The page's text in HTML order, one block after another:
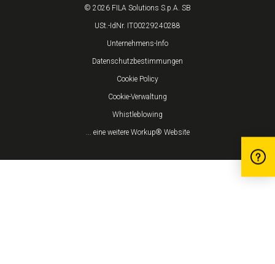
© 2026 FILA Solutions S.p.A. SB
USt.-IdNr. IT00229240288
Unternehmens-Info
Datenschutzbestimmungen
Cookie Policy
Cookie-Verwaltung
Whistleblowing
... eine weitere Workup® Website